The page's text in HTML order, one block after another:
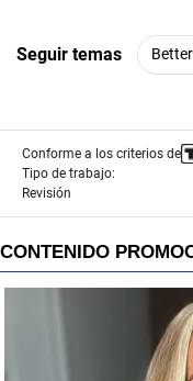
Seguir temas
Conforme a los criterios de
Tipo de trabajo:
Revisión